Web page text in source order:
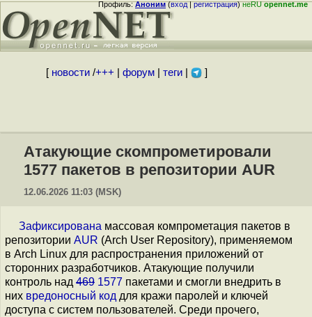
Профиль:Аноним(вход|регистрация)неRUopennet.me
[ новости/+++ форум| теги| ]
Атакующие скомпрометировали
1577 пакетов в репозитории AUR
12.06.2026 11:03 (MSK)
Зафиксирована массовая компрометация пакетов в
репозитории AUR (Arch User Repository), применяемом
в Arch Linux для распространения приложений от
сторонних разработчиков. Атакующие получили
контроль над 469 1577 пакетами и смогли внедрить в
них вредоносный код для кражи паролей и ключей
доступа с систем пользователей. Среди прочего,